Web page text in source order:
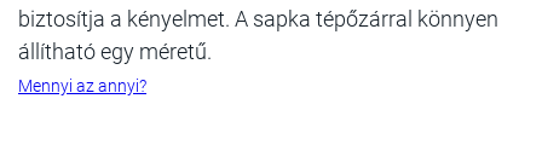
biztosítja a kényelmet. A sapka tépőzárral könnyen
állítható egy méretű.
Mennyi az annyi?